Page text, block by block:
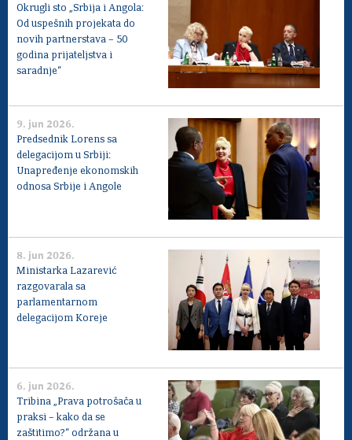
Okrugli sto „Srbija i Angola:
Od uspešnih projekata do
novih partnerstava – 50
godina prijateljstva i
saradnje“
9. jun 2026.
Predsednik Lorens sa
delegacijom u Srbiji:
Unapređenje ekonomskih
odnosa Srbije i Angole
8. jun 2026.
Ministarka Lazarević
razgovarala sa
parlamentarnom
delegacijom Koreje
6. jun 2026.
Tribina „Prava potrošača u
praksi – kako da se
zaštitimo?“ održana u